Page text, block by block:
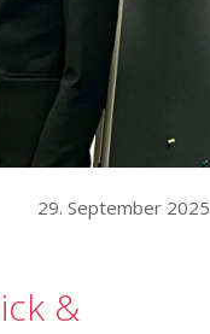
29. September 2025
&